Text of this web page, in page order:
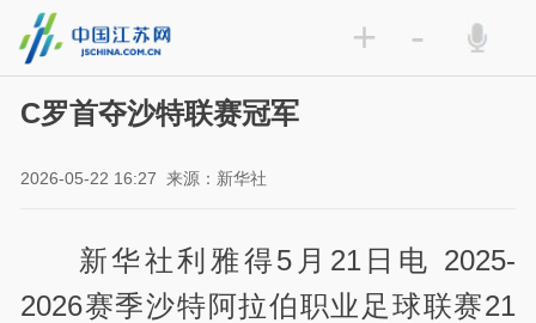
+ -
C罗首夺沙特联赛冠军
2026-05-22 16:27 来源：新华社
新华社利雅得5月21日电 2025-
2026赛季沙特阿拉伯职业足球联赛21